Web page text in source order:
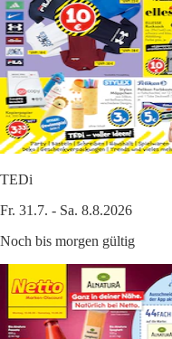
TEDi
Fr. 31.7. - Sa. 8.8.2026
Noch bis morgen gültig